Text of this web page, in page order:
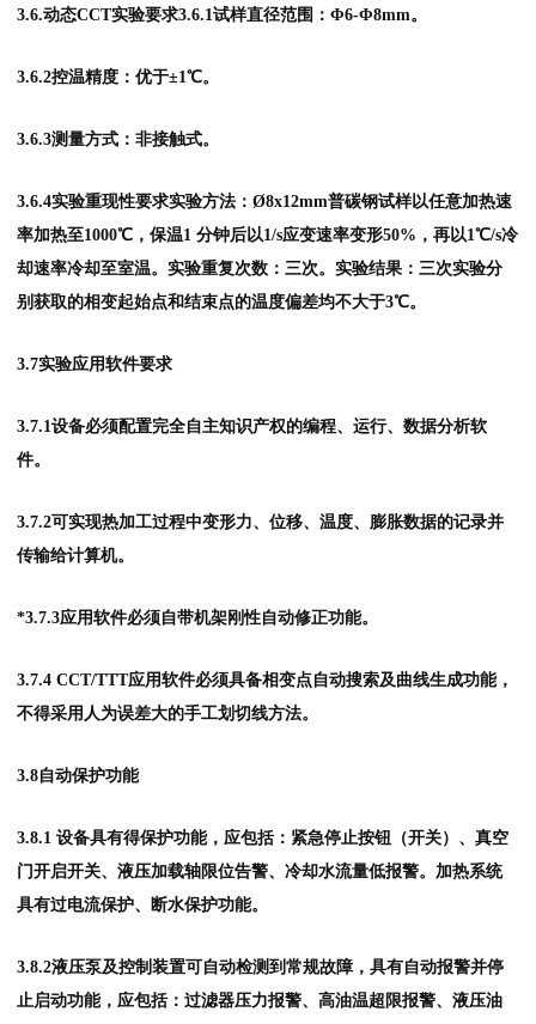
3.6.动态CCT实验要求3.6.1试样直径范围：Φ6-Φ8mm。
3.6.2控温精度：优于±1℃。
3.6.3测量方式：非接触式。
3.6.4实验重现性要求实验方法：Ø8x12mm普碳钢试样以任意加热速
率加热至1000℃，保温1 分钟后以1/s应变速率变形50%，再以1℃/s冷
却速率冷却至室温。实验重复次数：三次。实验结果：三次实验分
别获取的相变起始点和结束点的温度偏差均不大于3℃。
3.7实验应用软件要求
3.7.1设备必须配置完全自主知识产权的编程、运行、数据分析软
件。
3.7.2可实现热加工过程中变形力、位移、温度、膨胀数据的记录并
传输给计算机。
*3.7.3应用软件必须自带机架刚性自动修正功能。
3.7.4 CCT/TTT应用软件必须具备相变点自动搜索及曲线生成功能，
不得采用人为误差大的手工划切线方法。
3.8自动保护功能
3.8.1 设备具有得保护功能，应包括：紧急停止按钮（开关）、真空
门开启开关、液压加载轴限位告警、冷却水流量低报警。加热系统
具有过电流保护、断水保护功能。
3.8.2液压泵及控制装置可自动检测到常规故障，具有自动报警并停
止启动功能，应包括：过滤器压力报警、高油温超限报警、液压油